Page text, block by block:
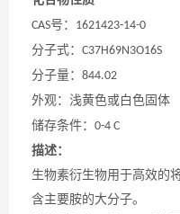
CAS号： 1621423-14-0
分子式： C37H69N3O16S
分子量： 844.02
外观：浅黄色或白色固体
储存条件：0-4 C
描述：
生物素衍生物用于高效的
含主要胺的大分子。